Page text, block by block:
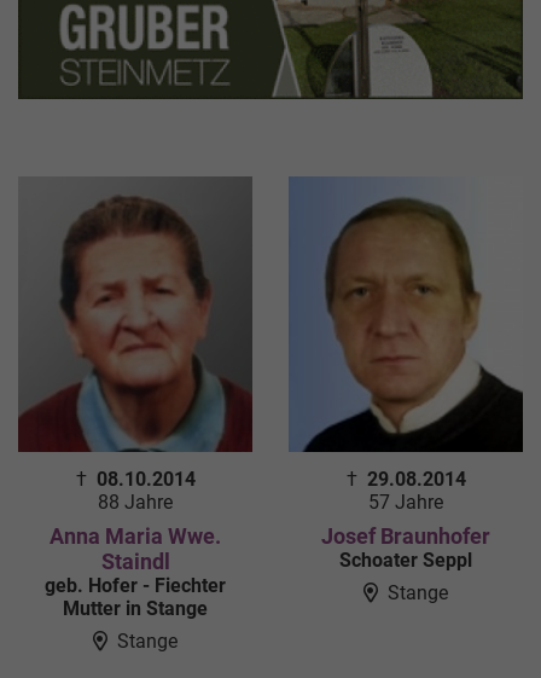
† 08.10.2014
88 Jahre
Anna Maria Wwe.
Staindl
geb. Hofer - Fiechter
Mutter in Stange
Stange
† 29.08.2014
57 Jahre
Josef Braunhofer
Schoater Seppl
Stange